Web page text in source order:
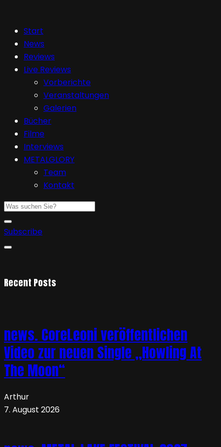
Start
News
Reviews
Live Reviews
Vorberichte
Veranstaltungen
Galerien
Bücher
Filme
Interviews
METALGLORY
Team
Kontakt
Subscribe
Recent Posts
news. CoreLeoni veröffentlichen
Video zur neuen Single „Howling At
The Moon“
Arthur
7. August 2026